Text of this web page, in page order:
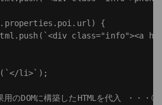
{
class="info"><a
li>`);
のDOMに構築したHTMLを代入 ・・・③